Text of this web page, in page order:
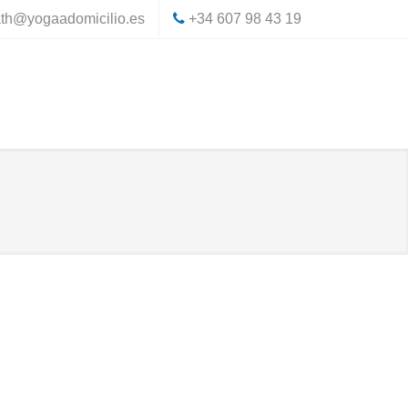
+34 607 98 43 19